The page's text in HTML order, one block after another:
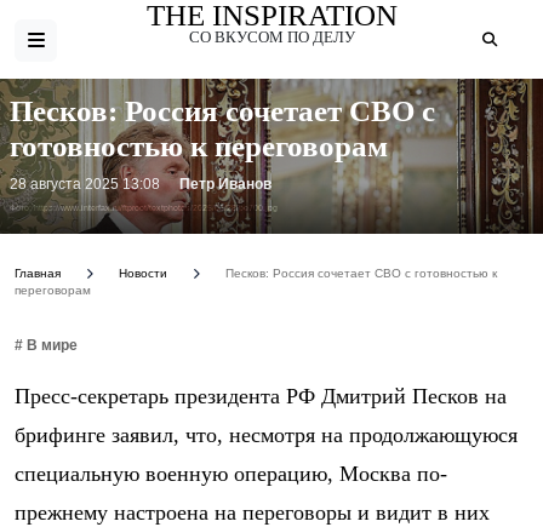
THE INSPIRATION
СО ВКУСОМ ПО ДЕЛУ
Фото: https://www.interfax.ru/ftproot/textphotos/2025/08/28/pe700.jpg
Песков: Россия сочетает СВО с
готовностью к переговорам
28 августа 2025 13:08 Петр Иванов
Главная Новости
Песков: Россия сочетает СВО с готовностью к
переговорам
# В мире
Пресс-секретарь президента РФ Дмитрий Песков на
брифинге заявил, что, несмотря на продолжающуюся
специальную военную операцию, Москва по-
прежнему настроена на переговоры и видит в них